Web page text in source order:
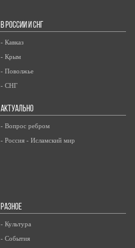
В РОССИИ И СНГ
- Кавказ
- Крым
- Поволжье
- СНГ
АКТУАЛЬНО
- Вопрос ребром
- Россия - Исламский мир
РАЗНОЕ
- Культура
- События